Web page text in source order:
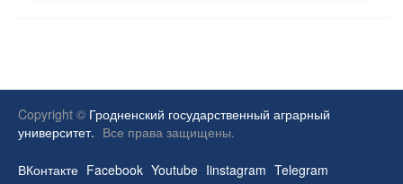
Copyright © Гродненский государственный аграрный
университет. Все права защищены.
ВКонтакте Facebook Youtube Iinstagram Telegram